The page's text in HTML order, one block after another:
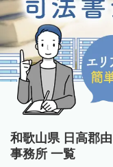
和歌山県 日高郡
事務所 一覧